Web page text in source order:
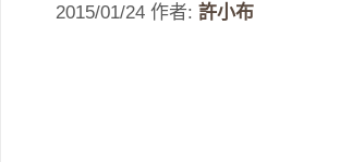
2015/01/24 作者: 許小布